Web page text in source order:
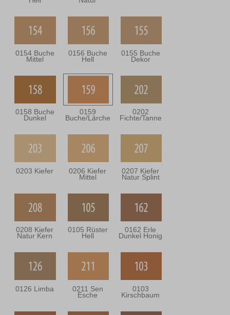
0154 Buche
Mittel
0156 Buche
Hell
0155 Buche
Dekor
0158 Buche
Dunkel
0159
Buche/Lärche
0202
Fichte/Tanne
0203 Kiefer 0206 Kiefer
Mittel
0207 Kiefer
Natur Splint
0208 Kiefer
Natur Kern
0105 Rüster
Hell
0162 Erle
Dunkel Honig
0126 Limba 0211 Sen
Esche
0103
Kirschbaum